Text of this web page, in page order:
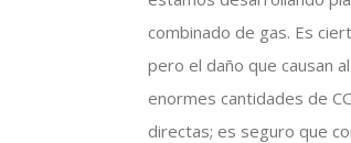
combinado de gas. Es
pero el daño que causan
enormes cantidades de
directas; es seguro que